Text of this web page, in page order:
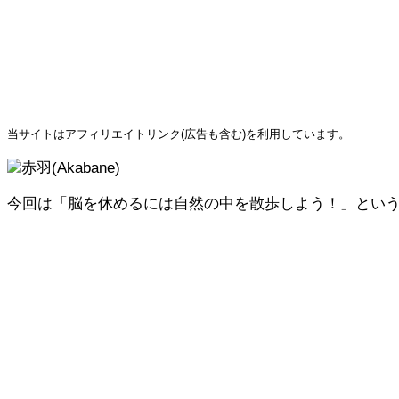
当サイトはアフィリエイトリンク(広告も含む)を利用しています。
赤羽(Akabane)
今回は「脳を休めるには自然の中を散歩しよう！」という